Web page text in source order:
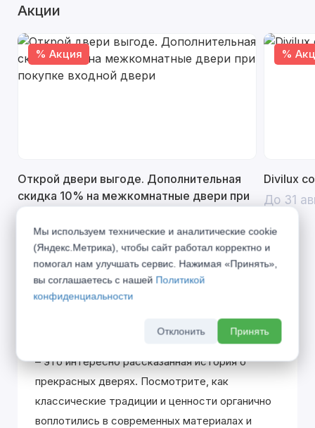
Акции
% Акция
Открой двери выгоде. Дополнительная
скидка 10% на межкомнатные двери при
покупке входной двери
До 31 августа 2026 г
%
Divilux
До 31
Описание
Как и итальянский жанр, коллекция «NOVELLA»
– это интересно рассказанная история о
прекрасных дверях. Посмотрите, как
классические традиции и ценности органично
воплотились в современных материалах и
Мы используем технические и аналитические cookie
(Яндекс.Метрика), чтобы сайт работал корректно и
помогал нам улучшать сервис. Нажимая «Принять»,
вы соглашаетесь с нашей Политикой
конфиденциальности
Отклонить Принять